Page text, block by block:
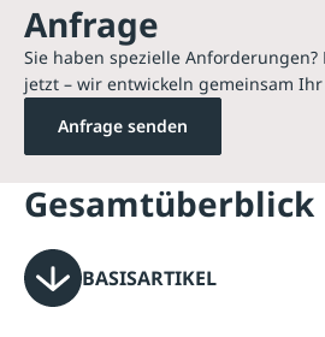
Anfrage
Sie haben spezielle Anforderungen?
jetzt – wir entwickeln gemeinsam
Anfrage senden
Gesamtüberblick
BASISARTIKEL